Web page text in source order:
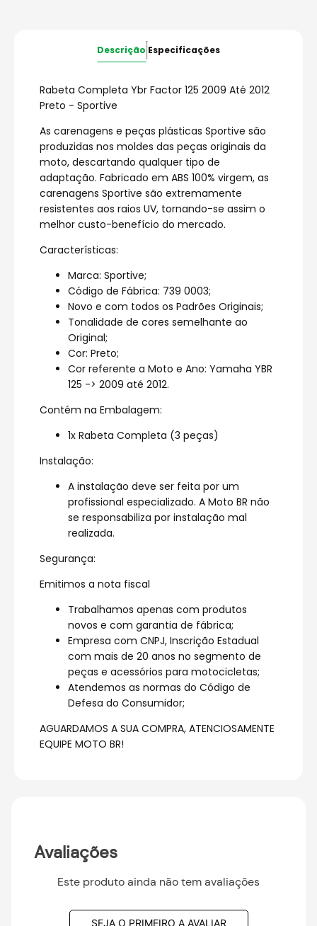
Descrição Especificações
Rabeta Completa Ybr Factor 125 2009 Até 2012
Preto - Sportive
As carenagens e peças plásticas Sportive são
produzidas nos moldes das peças originais da
moto, descartando qualquer tipo de
adaptação. Fabricado em ABS 100% virgem, as
carenagens Sportive são extremamente
resistentes aos raios UV, tornando-se assim o
melhor custo-benefício do mercado.
Características:
Marca: Sportive;
Código de Fábrica: 739 0003;
Novo e com todos os Padrões Originais;
Tonalidade de cores semelhante ao
Original;
Cor: Preto;
Cor referente a Moto e Ano: Yamaha YBR
125 -> 2009 até 2012.
Contém na Embalagem:
1x Rabeta Completa (3 peças)
Instalação:
A instalação deve ser feita por um
profissional especializado. A Moto BR não
se responsabiliza por instalação mal
realizada.
Segurança:
Emitimos a nota fiscal
Trabalhamos apenas com produtos
novos e com garantia de fábrica;
Empresa com CNPJ, Inscrição Estadual
com mais de 20 anos no segmento de
peças e acessórios para motocicletas;
Atendemos as normas do Código de
Defesa do Consumidor;
AGUARDAMOS A SUA COMPRA, ATENCIOSAMENTE
EQUIPE MOTO BR!
Avaliações
Este produto ainda não tem avaliações
SEJA O PRIMEIRO A AVALIAR